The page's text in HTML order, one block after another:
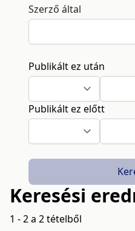
Szerző által
Publikált ez után
Publikált ez előtt
Keresési
1 - 2 a 2 tételből